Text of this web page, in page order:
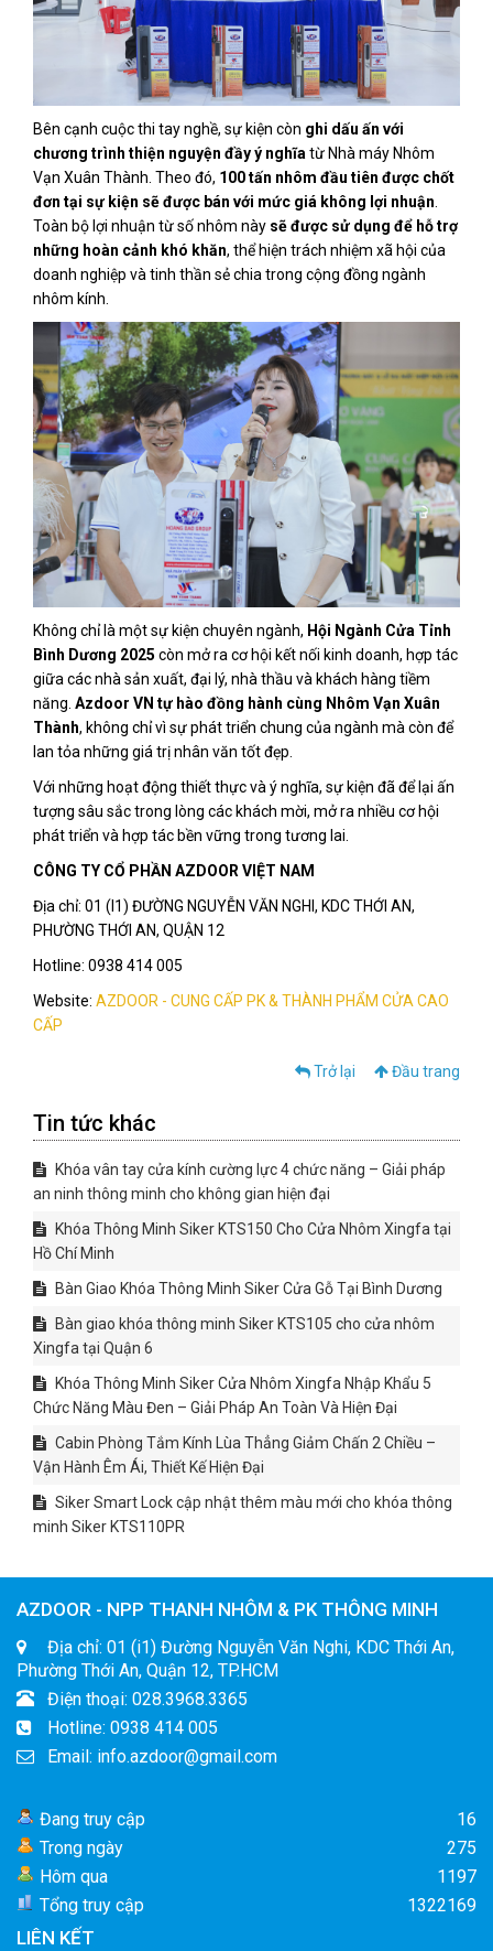
Bên cạnh cuộc thi tay nghề, sự kiện còn ghi dấu ấn với
chương trình thiện nguyện đầy ý nghĩatừ Nhà máy Nhôm
Vạn Xuân Thành. Theo đó, 100 tấn nhôm đầu tiên được chốt
đơn tại sự kiện sẽ được bán với mức giá không lợi nhuận.
Toàn bộ lợi nhuận từ số nhôm này sẽ được sử dụng để hỗ trợ
những hoàn cảnh khó khăn, thể hiện trách nhiệm xã hội của
doanh nghiệp và tinh thần sẻ chia trong cộng đồng ngành
nhôm kính.
Không chỉ là một sự kiện chuyên ngành, Hội Ngành Cửa Tỉnh
Bình Dương 2025 còn mở ra cơ hội kết nối kinh doanh, hợp tác
giữa các nhà sản xuất, đại lý, nhà thầu và khách hàng tiềm
năng. Azdoor VN tự hào đồng hành cùng Nhôm Vạn Xuân
Thành, không chỉ vì sự phát triển chung của ngành mà còn để
lan tỏa những giá trị nhân văn tốt đẹp.
Với những hoạt động thiết thực và ý nghĩa, sự kiện đã để lại ấn
tượng sâu sắc trong lòng các khách mời, mở ra nhiều cơ hội
phát triển và hợp tác bền vững trong tương lai.
CÔNG TY CỔ PHẦN AZDOOR VIỆT NAM
Địa chỉ: 01 (I1) ĐƯỜNG NGUYỄN VĂN NGHI, KDC THỚI AN,
PHƯỜNG THỚI AN, QUẬN 12
Hotline: 0938 414 005
Website: AZDOOR - CUNG CẤP PK & THÀNH PHẨM CỬA CAO
CẤP
Trở lại Đầu trang
Tin tức khác
Khóa vân tay cửa kính cường lực 4 chức năng – Giải pháp
an ninh thông minh cho không gian hiện đại
Khóa Thông Minh Siker KTS150 Cho Cửa Nhôm Xingfa tại
Hồ Chí Minh
Bàn Giao Khóa Thông Minh Siker Cửa Gỗ Tại Bình Dương
Bàn giao khóa thông minh Siker KTS105 cho cửa nhôm
Xingfa tại Quận 6
Khóa Thông Minh Siker Cửa Nhôm Xingfa Nhập Khẩu 5
Chức Năng Màu Đen – Giải Pháp An Toàn Và Hiện Đại
Cabin Phòng Tắm Kính Lùa Thẳng Giảm Chấn 2 Chiều –
Vận Hành Êm Ái, Thiết Kế Hiện Đại
Siker Smart Lock cập nhật thêm màu mới cho khóa thông
minh Siker KTS110PR
AZDOOR - NPP THANH NHÔM & PK THÔNG MINH
Địa chỉ: 01 (i1) Đường Nguyễn Văn Nghi, KDC Thới An,
Phường Thới An, Quận 12, TP.HCM
Điện thoại: 028.3968.3365
Hotline: 0938 414 005
Email: info.azdoor@gmail.com
Đang truy cập
16
Trong ngày
275
Hôm qua
1197
Tổng truy cập
1322169
LIÊN KẾT